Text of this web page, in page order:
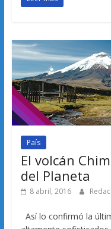
País
El volcán
del Planeta
8 abril, 2016
Así lo confirmó la